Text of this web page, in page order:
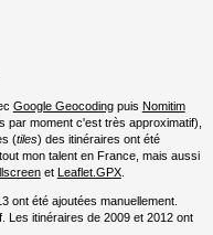
Google Geocodingpuis Nomitim
par moment c'est très approximatif),
(tiles) des itinéraires ont été
mon talent en France, mais aussi
et Leaflet.GPX.
ont été ajoutées manuellement.
Les itinéraires de 2009 et 2012 ont